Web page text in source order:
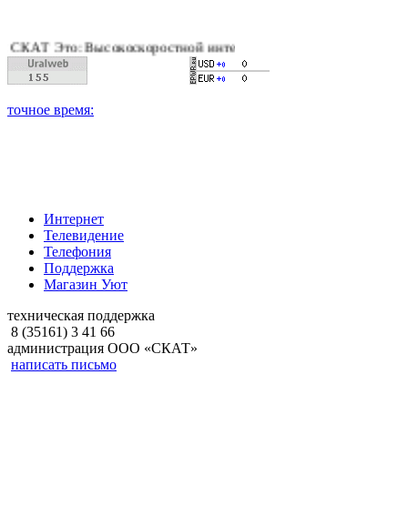
Это: Высокоскоростной интернет, качественное цифровое и
Интернет
Телевидение
Телефония
Поддержка
Магазин Уют
техническая поддержка
8 (35161) 3 41 66
администрация ООО «СКАТ»
написать письмо